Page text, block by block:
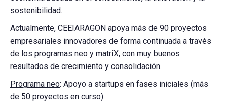
sostenibilidad.
Actualmente, CEEIARAGON apoya más de 90 proyectos
empresariales innovadores de forma continuada a través
de los programas neo y matriX, con muy buenos
resultados de crecimiento y consolidación.
Programa neo: Apoyo a startups en fases iniciales (más
de 50 proyectos en curso).